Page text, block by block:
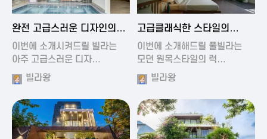
2024-11-19 01:13
완전 고급스러운 디자인의
빌라
이번에 소개시켜드릴 빌라는
아주 고급스러운 디자…
빌라왕
2024-11-19 00:37
고급클래식한 스타일의
럭셔리 풀빌라
이번에 소개해드릴 풀빌라는
모던 원목스타일의 럭…
빌라왕